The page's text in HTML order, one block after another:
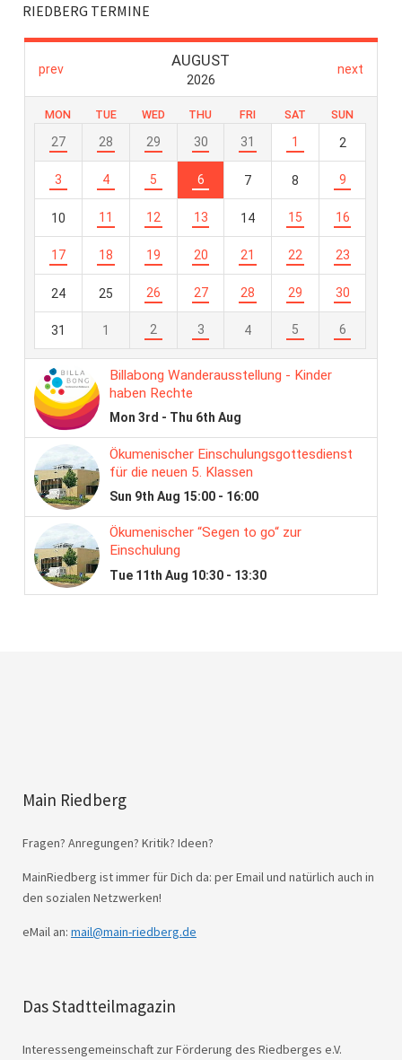
RIEDBERG TERMINE
Main Riedberg
Fragen? Anregungen? Kritik? Ideen?
MainRiedberg ist immer für Dich da: per Email und natürlich auch in
den sozialen Netzwerken!
eMail an: mail@main-riedberg.de
Das Stadtteilmagazin
Interessengemeinschaft zur Förderung des Riedberges e.V.